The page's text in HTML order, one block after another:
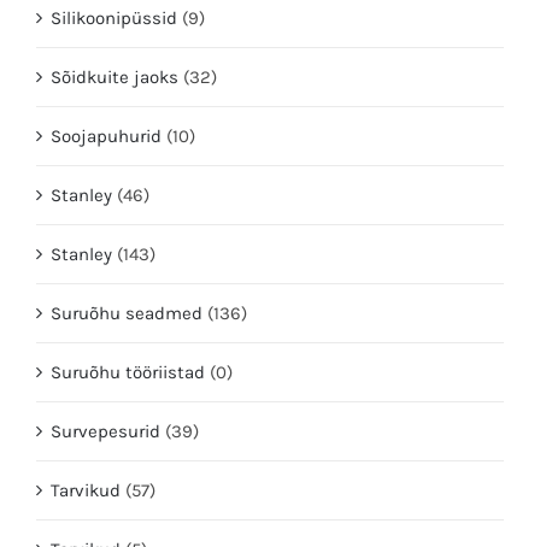
Silikoonipüssid (9)
Sõidkuite jaoks (32)
Soojapuhurid (10)
Stanley (46)
Stanley (143)
Suruõhu seadmed (136)
Suruõhu tööriistad (0)
Survepesurid (39)
Tarvikud (57)